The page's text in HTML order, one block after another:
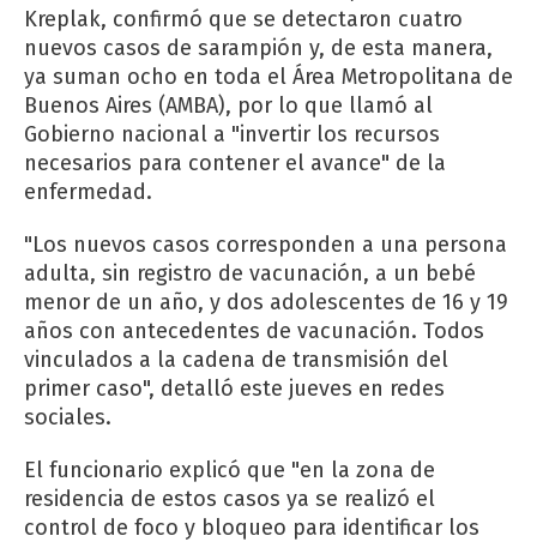
Kreplak, confirmó que se detectaron cuatro
nuevos casos de sarampión y, de esta manera,
ya suman ocho en toda el Área Metropolitana de
Buenos Aires (AMBA), por lo que llamó al
Gobierno nacional a "invertir los recursos
necesarios para contener el avance" de la
enfermedad.
"Los nuevos casos corresponden a una persona
adulta, sin registro de vacunación, a un bebé
menor de un año, y dos adolescentes de 16 y 19
años con antecedentes de vacunación. Todos
vinculados a la cadena de transmisión del
primer caso", detalló este jueves en redes
sociales.
El funcionario explicó que "en la zona de
residencia de estos casos ya se realizó el
control de foco y bloqueo para identificar los